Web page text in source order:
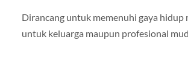
Dirancang untuk memenuhi gaya hidup
untuk keluarga maupun profesional